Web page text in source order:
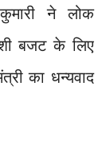
ने लोक
बजट के लिए
का धन्यवाद